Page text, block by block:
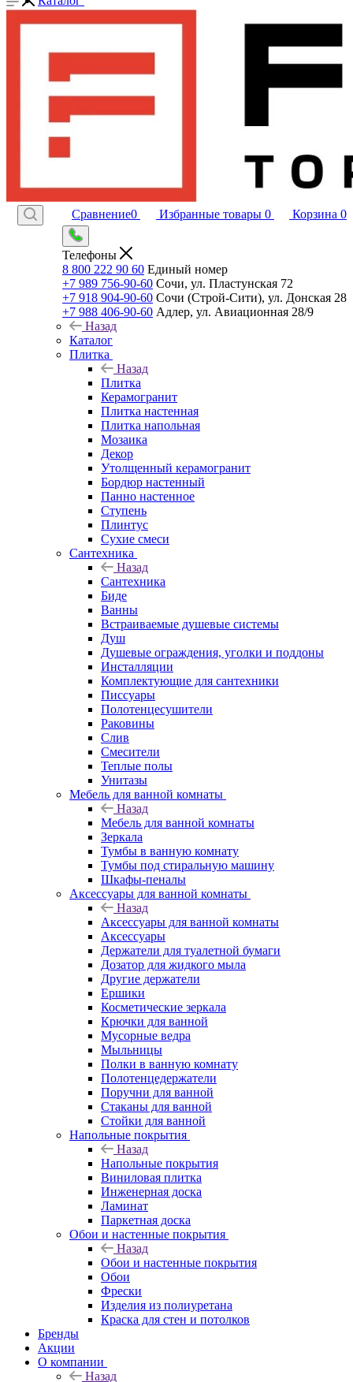
Сравнение0 Избранные товары 0 Корзина 0
Телефоны
8 800 222 90 60 Единый номер
+7 989 756-90-60 Сочи, ул. Пластунская 72
+7 918 904-90-60 Сочи (Строй-Сити), ул. Донская 28
+7 988 406-90-60 Адлер, ул. Авиационная 28/9
Назад
Каталог
Плитка
Назад
Плитка
Керамогранит
Плитка настенная
Плитка напольная
Мозаика
Декор
Утолщенный керамогранит
Бордюр настенный
Панно настенное
Ступень
Плинтус
Сухие смеси
Сантехника
Назад
Сантехника
Биде
Ванны
Встраиваемые душевые системы
Душ
Душевые ограждения, уголки и поддоны
Инсталляции
Комплектующие для сантехники
Писсуары
Полотенцесушители
Раковины
Слив
Смесители
Теплые полы
Унитазы
Мебель для ванной комнаты
Назад
Мебель для ванной комнаты
Зеркала
Тумбы в ванную комнату
Тумбы под стиральную машину
Шкафы-пеналы
Аксессуары для ванной комнаты
Назад
Аксессуары для ванной комнаты
Аксессуары
Держатели для туалетной бумаги
Дозатор для жидкого мыла
Другие держатели
Ершики
Косметические зеркала
Крючки для ванной
Мусорные ведра
Мыльницы
Полки в ванную комнату
Полотенцедержатели
Поручни для ванной
Стаканы для ванной
Стойки для ванной
Напольные покрытия
Назад
Напольные покрытия
Виниловая плитка
Инженерная доска
Ламинат
Паркетная доска
Обои и настенные покрытия
Назад
Обои и настенные покрытия
Обои
Фрески
Изделия из полиуретана
Краска для стен и потолков
Бренды
Акции
О компании
Назад